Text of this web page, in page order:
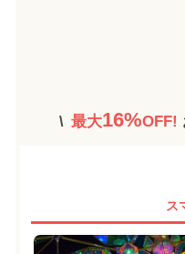
最大16%OFF!
ス